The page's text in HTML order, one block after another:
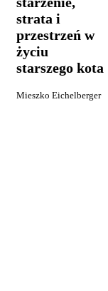
i
przestrzeń
w
życiu
starszego
kota
strata i
przestrzeń w
życiu
starszego kota
Mieszko Eichelberger